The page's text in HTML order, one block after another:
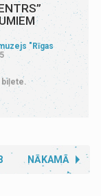
"Rīgas
biļete.
NĀKAMĀ